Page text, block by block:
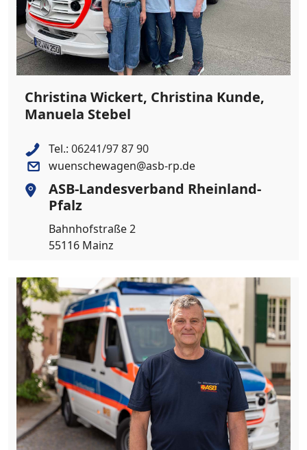
Christina Wickert, Christina Kunde,
Manuela Stebel
Tel.: 06241/97 87 90
wuenschewagen@asb-rp.de
ASB-Landesverband Rheinland-
Pfalz
Bahnhofstraße 2
55116 Mainz